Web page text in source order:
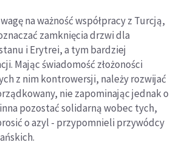
na ważność współpracy z Turcją,
zamknięcia drzwi dla
i Erytrei, a tym bardziej
Mając świadomość złożoności
z nim kontrowersji, należy rozwijać
nie zapominając jednak o
pozostać solidarną wobec tych,
o azyl - przypomnieli przywódcy